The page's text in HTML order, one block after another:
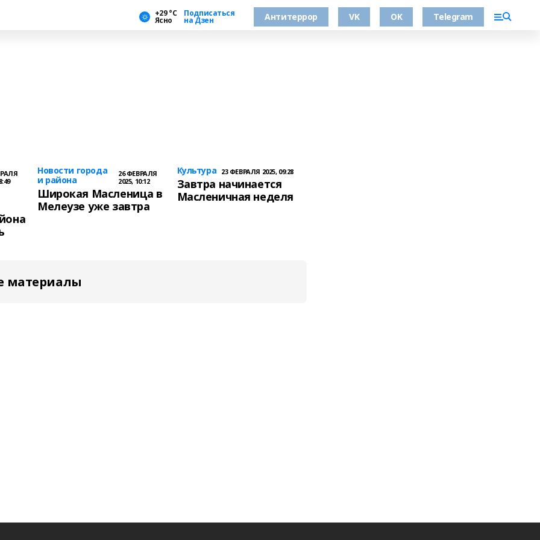
+29 °С
Ясно
Подписаться
на Дзен Антитеррор VK OK Telegram
Новости города
и района
26 ФЕВРАЛЯ
2025, 10:12
Широкая Масленица в
Мелеузе уже завтра
Культура 23 ФЕВРАЛЯ 2025, 09:28
Завтра начинается
Масленичная неделя
материалы